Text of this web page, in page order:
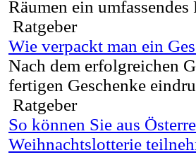
Räumen ein umfassendes
Ratgeber
Wie verpackt man ein
Nach dem erfolgreichen
fertigen Geschenke
Ratgeber
So können Sie aus
Weihnachtslotterie